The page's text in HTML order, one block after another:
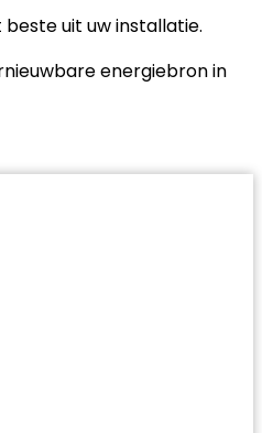
uit uw installatie.
energiebron in